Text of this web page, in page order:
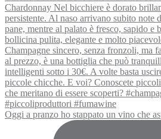
Oggi a pranzo ho stappato un vino che